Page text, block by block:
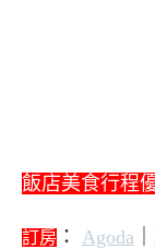
飯店美食行程
訂房 ： Agoda